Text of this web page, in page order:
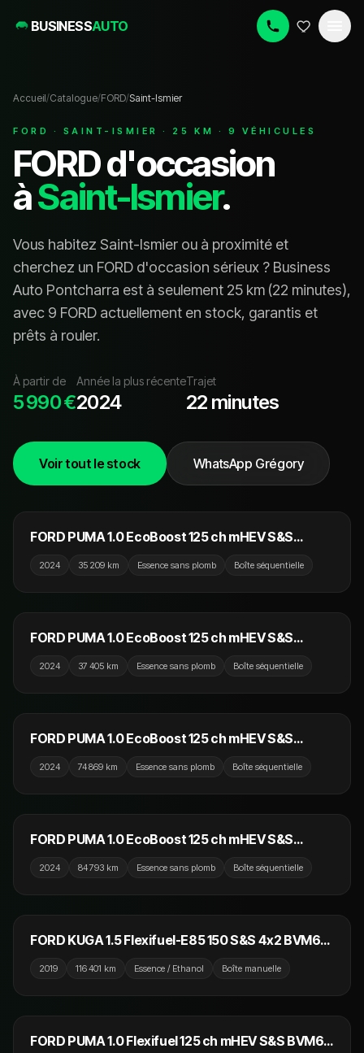
BUSINESSAUTO
Accueil/Catalogue/FORD/Saint-Ismier
FORD · SAINT-ISMIER · 25 KM · 9 VÉHICULE S
FORDd'occasion
àSaint-Ismier.
Vous habitez Saint-Ismier ou à proximité et
cherchez un FORD d'occasion sérieux ? Business
Auto Pontcharra est à seulement 25 km (22 minutes),
avec 9 FORD actuellement en stock, garantis et
prêts à rouler.
À partir de
5 990 €
Année la plus récente
2024
Trajet
22 minutes
Voir tout le stock
WhatsApp Grégory
17 990 €
FORD PUMA 1.0 EcoBoost 125 ch mHEV S&S
2024 35 209 km Essence sans plomb Boîte séquentielle
17 790 €
FORD PUMA 1.0 EcoBoost 125 ch mHEV S&S
2024 37 405 km Essence sans plomb Boîte séquentielle
14 990 €
FORD PUMA 1.0 EcoBoost 125 ch mHEV S&S
2024 74 869 km Essence sans plomb Boîte séquentielle
14 790 €
FORD PUMA 1.0 EcoBoost 125 ch mHEV S&S
2024 84 793 km Essence sans plomb Boîte séquentielle
13 990 €
FORD KUGA 1.5 Flexifuel-E85 150 S&S 4x2 BVM6
2019 116 401 km Essence / Ethanol Boîte manuelle
16 990 €
FORD PUMA 1.0 Flexifuel 125 ch mHEV S&S BVM6